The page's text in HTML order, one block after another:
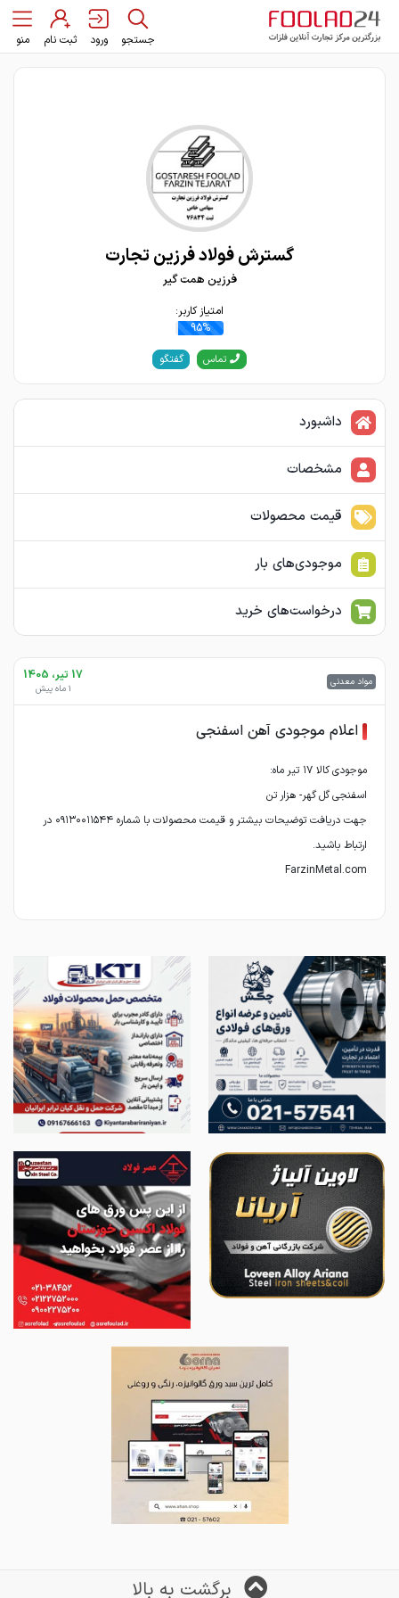
جستجو ورود ثبت نام منو
گسترش فولاد فرزین تجارت
فرزین همت گیر
امتیاز کاربر:
95%
تماس گفتگو
داشبورد
مشخصات
قیمت محصولات
موجودی‌های بار
درخواست‌های خرید
مواد معدنی 17 تیر، 1405
1 ماه پیش
اعلام موجودی آهن اسفنجی
جهت دریافت توضیحات بیشتر و قیمت محصولات با شماره ۰۹۱۳۰۰۱۱۵۴۴ در
FarzinMetal.com
برگشت به بالا